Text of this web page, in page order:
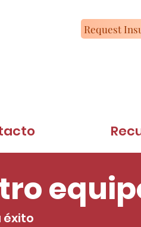
Request
éxito